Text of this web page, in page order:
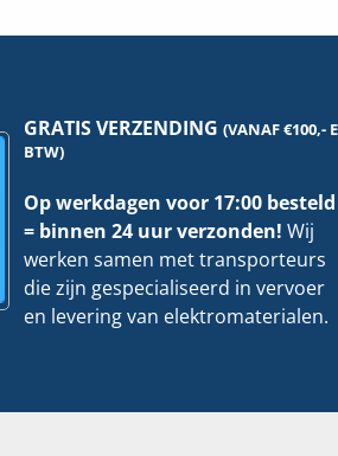
34
hoeveelheid
GRATIS VERZENDING(VANAF €100,-
BTW)
Op werkdagen voor 17:00 besteld
= binnen 24 uur verzonden! Wij
werken samen met transporteurs
die zijn gespecialiseerd in vervoer
en levering van elektromaterialen.